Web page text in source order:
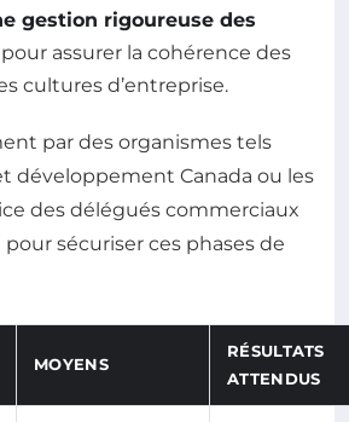
gestion rigoureuse des
pour assurer la cohérence des
cultures d’entreprise.
par des organismes tels
développement Canada ou les
des délégués commerciaux
sécuriser ces phases de
MOYENS
RÉSULTATS
ATTENDUS